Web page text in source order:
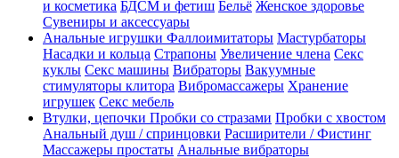
и косметика БДСМ и фетиш Бельё Женское здоровье
Сувениры и аксессуары
Анальные игрушки Фаллоимитаторы Мастурбаторы
Насадки и кольца Страпоны Увеличение члена Секс
куклы Секс машины Вибраторы Вакуумные
стимуляторы клитора Вибромассажеры Хранение
игрушек Секс мебель
Втулки, цепочки Пробки со стразами Пробки с хвостом
Анальный душ / спринцовки Расширители / Фистинг
Массажеры простаты Анальные вибраторы